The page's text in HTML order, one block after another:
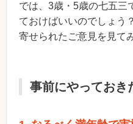
では、3歳・5歳の七五三
ておけばいいのでしょう
寄せられたご意見を見て
事前にやっておき